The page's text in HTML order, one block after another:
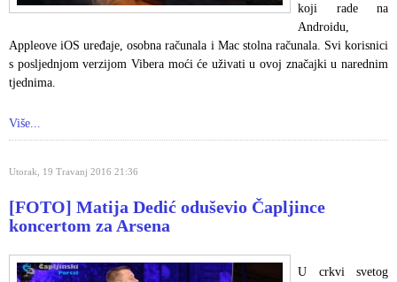
koji rade na
Androidu,
Appleove iOS uređaje, osobna računala i Mac stolna računala. Svi korisnici
s posljednjom verzijom Vibera moći će uživati u ovoj značajki u narednim
tjednima.
Više...
Utorak, 19 Travanj 2016 21:36
[FOTO] Matija Dedić oduševio Čapljince
koncertom za Arsena
U crkvi svetog